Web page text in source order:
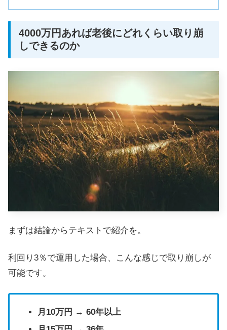
4000万円あれば老後にどれくらい取り崩
しできるのか
まずは結論からテキストで紹介を。
利回り3％で運用した場合、こんな感じで取り崩しが
可能です。
月10万円 → 60年以上